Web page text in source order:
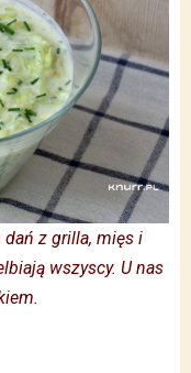
z grilla, mięs i
wszyscy. U nas